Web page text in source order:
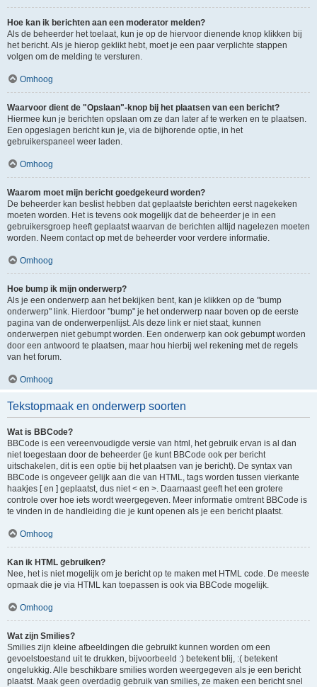
Hoe kan ik berichten aan een moderator melden?
Als de beheerder het toelaat, kun je op de hiervoor dienende knop klikken bij
het bericht. Als je hierop geklikt hebt, moet je een paar verplichte stappen
volgen om de melding te versturen.
Omhoog
Waarvoor dient de "Opslaan"-knop bij het plaatsen van een bericht?
Hiermee kun je berichten opslaan om ze dan later af te werken en te plaatsen.
Een opgeslagen bericht kun je, via de bijhorende optie, in het
gebruikerspaneel weer laden.
Omhoog
Waarom moet mijn bericht goedgekeurd worden?
De beheerder kan beslist hebben dat geplaatste berichten eerst nagekeken
moeten worden. Het is tevens ook mogelijk dat de beheerder je in een
gebruikersgroep heeft geplaatst waarvan de berichten altijd nagelezen moeten
worden. Neem contact op met de beheerder voor verdere informatie.
Omhoog
Hoe bump ik mijn onderwerp?
Als je een onderwerp aan het bekijken bent, kan je klikken op de "bump
onderwerp" link. Hierdoor "bump" je het onderwerp naar boven op de eerste
pagina van de onderwerpenlijst. Als deze link er niet staat, kunnen
onderwerpen niet gebumpt worden. Een onderwerp kan ook gebumpt worden
door een antwoord te plaatsen, maar hou hierbij wel rekening met de regels
van het forum.
Omhoog
Tekstopmaak en onderwerp soorten
Wat is BBCode?
BBCode is een vereenvoudigde versie van html, het gebruik ervan is al dan
niet toegestaan door de beheerder (je kunt BBCode ook per bericht
uitschakelen, dit is een optie bij het plaatsen van je bericht). De syntax van
BBCode is ongeveer gelijk aan die van HTML, tags worden tussen vierkante
haakjes [ en ] geplaatst, dus niet < en >. Daarnaast geeft het een grotere
controle over hoe iets wordt weergegeven. Meer informatie omtrent BBCode is
te vinden in de handleiding die je kunt openen als je een bericht plaatst.
Omhoog
Kan ik HTML gebruiken?
Nee, het is niet mogelijk om je bericht op te maken met HTML code. De meeste
opmaak die je via HTML kan toepassen is ook via BBCode mogelijk.
Omhoog
Wat zijn Smilies?
Smilies zijn kleine afbeeldingen die gebruikt kunnen worden om een
gevoelstoestand uit te drukken, bijvoorbeeld :) betekent blij, :( betekent
ongelukkig. Alle beschikbare smilies worden weergegeven als je een bericht
plaatst. Maak geen overdadig gebruik van smilies, ze maken een bericht snel